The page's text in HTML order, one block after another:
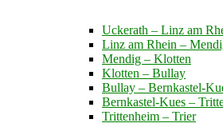
Uckerath – Linz am
Linz am Rhein –
Mendig – Klotten
Klotten – Bullay
Bullay – Bernkastel-
Bernkastel-Kues –
Trittenheim – Trier